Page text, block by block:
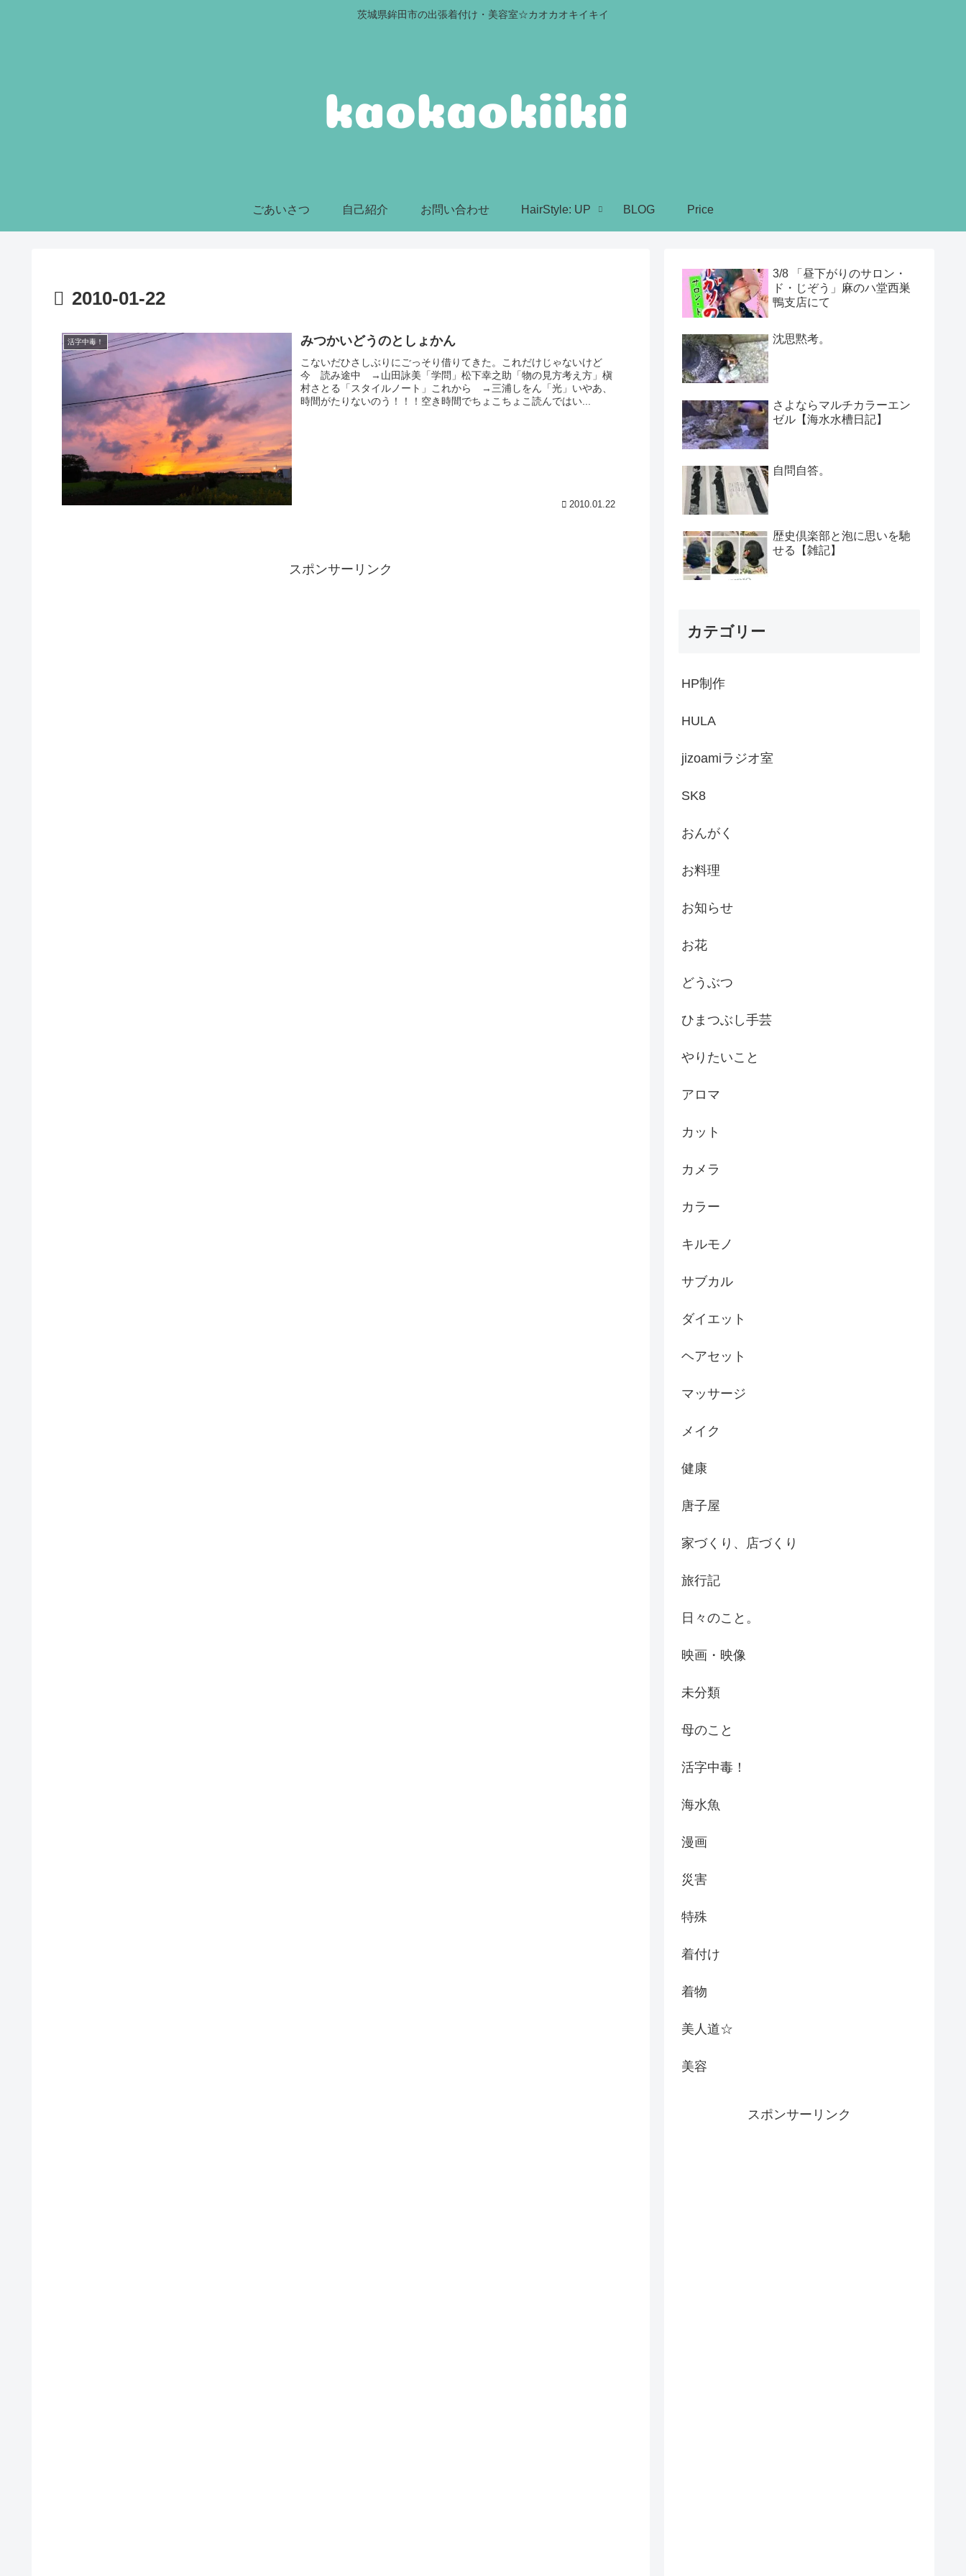
茨城県鉾田市の出張着付け・美容室☆カオカオキイキイ
ごあいさつ 自己紹介 お問い合わせ HairStyle: UP BLOG Price
2010-01-22
活字中毒！ みつかいどうのとしょかん
こないだひさしぶりにごっそり借りてきた。これだけじゃないけど
今 読み途中 →山田詠美「学問」松下幸之助「物の見方考え方」槇
村さとる「スタイルノート」これから →三浦しをん「光」いやあ、
時間がたりないのう！！！空き時間でちょこちょこ読んではい...
2010.01.22
スポンサーリンク
3/8 「昼下がりのサロン・
ド・じぞう」麻のハ堂西巣
鴨支店にて
沈思黙考。
さよならマルチカラーエン
ゼル【海水水槽日記】
自問自答。
歴史倶楽部と泡に思いを馳
せる【雑記】
カテゴリー
HP制作
HULA
jizoamiラジオ室
SK8
おんがく
お料理
お知らせ
お花
どうぶつ
ひまつぶし手芸
やりたいこと
アロマ
カット
カメラ
カラー
キルモノ
サブカル
ダイエット
ヘアセット
マッサージ
メイク
健康
唐子屋
家づくり、店づくり
旅行記
日々のこと。
映画・映像
未分類
母のこと
活字中毒！
海水魚
漫画
災害
特殊
着付け
着物
美人道☆
美容
スポンサーリンク